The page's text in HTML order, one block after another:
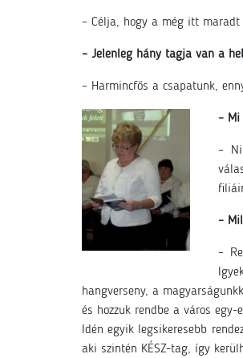
– Célja, hogy a még itt maradt
– Jelenleg hány tagja van a
– Harmincfős a csapatunk,
– Mi
–
–
–
hangverseny, a
és hozzuk rendbe a város egy-
Idén egyik legsikeresebb
aki szintén KÉSZ-tag, így